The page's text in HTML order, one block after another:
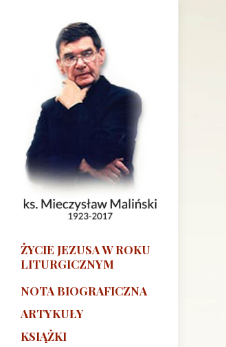
ŻYCIE JEZUSA W ROKU
LITURGICZNYM
NOTA BIOGRAFICZNA
ARTYKUŁY
KSIĄŻKI